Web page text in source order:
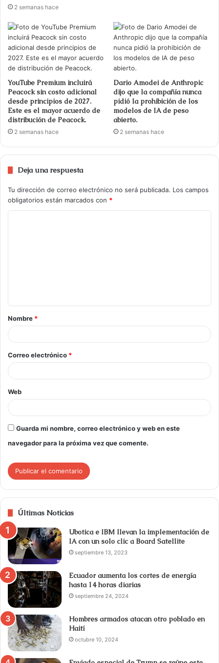
2 semanas hace
YouTube Premium incluirá
Peacock sin costo adicional
desde principios de 2027.
Este es el mayor acuerdo de
distribución de Peacock.
2 semanas hace
Dario Amodei de Anthropic
dijo que la compañía nunca
pidió la prohibición de los
modelos de IA de peso
abierto.
2 semanas hace
Deja una respuesta
Tu dirección de correo electrónico no será publicada. Los campos
obligatorios están marcados con *
Nombre *
Correo electrónico *
Web
Guarda mi nombre, correo electrónico y web en este
navegador para la próxima vez que comente.
Últimas Noticias
Ubotica e IBM llevan la implementación de
IA con un solo clic a Board Satellite
septiembre 13, 2023
Ecuador aumenta los cortes de energía
hasta 14 horas diarias
septiembre 24, 2024
Hombres armados atacan otro poblado en
Haití
octubre 10, 2024